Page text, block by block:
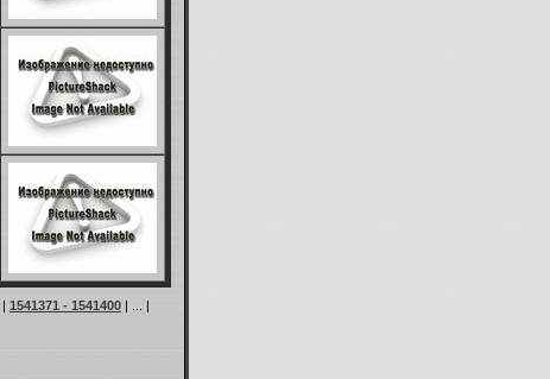
| 1541371 - 1541400 | ... |